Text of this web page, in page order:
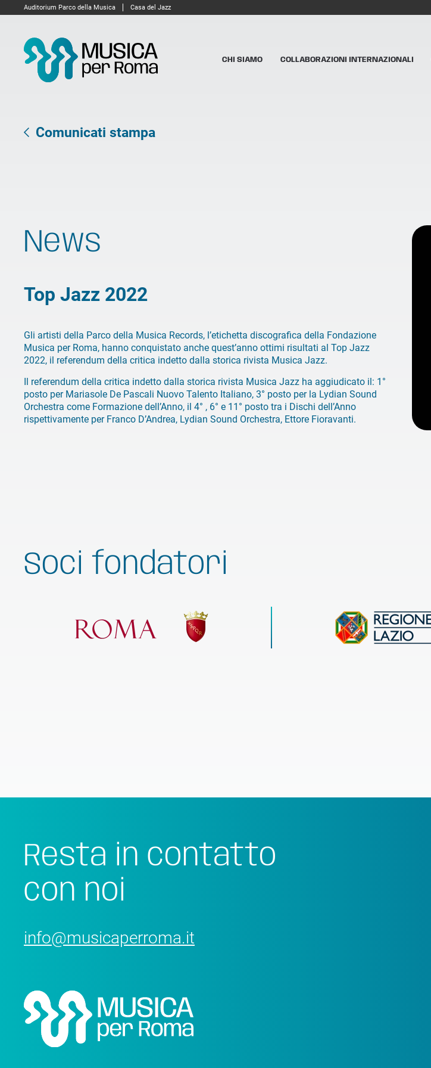
Auditorium Parco della Musica Casa del Jazz
CHI SIAMO COLLABORAZIONI INTERNAZIONALI
Comunicati stampa
News
Top Jazz 2022
Gli artisti della Parco della Musica Records, l’etichetta discografica della Fondazione
Musica per Roma, hanno conquistato anche quest’anno ottimi risultati al Top Jazz
2022, il referendum della critica indetto dalla storica rivista Musica Jazz.
Il referendum della critica indetto dalla storica rivista Musica Jazz ha aggiudicato il: 1°
posto per Mariasole De Pascali Nuovo Talento Italiano, 3° posto per la Lydian Sound
Orchestra come Formazione dell’Anno, il 4° , 6° e 11° posto tra i Dischi dell’Anno
rispettivamente per Franco D’Andrea, Lydian Sound Orchestra, Ettore Fioravanti.
Soci fondatori
Resta in contatto
con noi
info@musicaperroma.it